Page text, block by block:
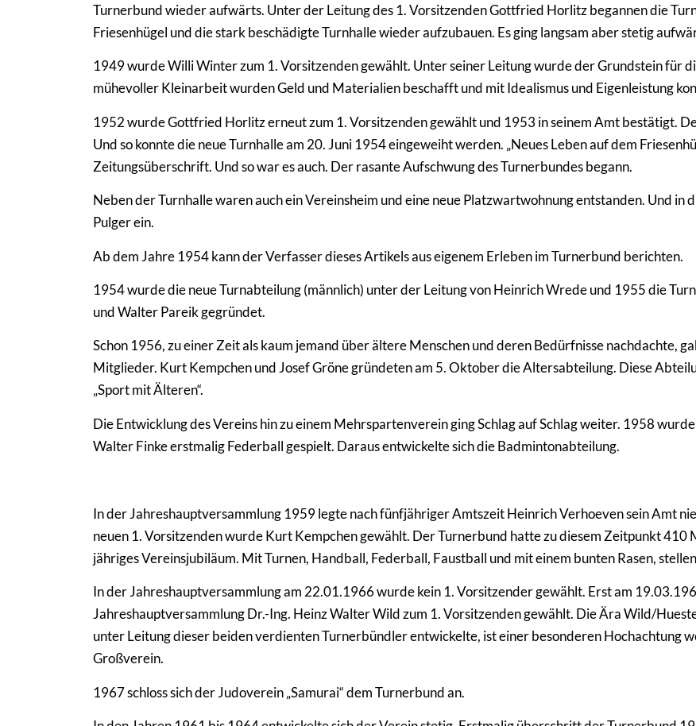
Turnerbund wieder aufwärts. Unter der Leitung des 1. Vorsitzenden Gottfried Horlitz begannen die
Friesenhügel und die stark beschädigte Turnhalle wieder aufzubauen. Es ging langsam aber stetig
1949 wurde Willi Winter zum 1. Vorsitzenden gewählt. Unter seiner Leitung wurde der Grundstein für
mühevoller Kleinarbeit wurden Geld und Materialien beschafft und mit Idealismus und Eigenleistung
1952 wurde Gottfried Horlitz erneut zum 1. Vorsitzenden gewählt und 1953 in seinem Amt bestätigt.
Und so konnte die neue Turnhalle am 20. Juni 1954 eingeweiht werden. „Neues Leben auf dem
Zeitungsüberschrift. Und so war es auch. Der rasante Aufschwung des Turnerbundes begann.
Neben der Turnhalle waren auch ein Vereinsheim und eine neue Platzwartwohnung entstanden. Und in
Pulger ein.
Ab dem Jahre 1954 kann der Verfasser dieses Artikels aus eigenem Erleben im Turnerbund berichten.
1954 wurde die neue Turnabteilung (männlich) unter der Leitung von Heinrich Wrede und 1955 die
und Walter Pareik gegründet.
Schon 1956, zu einer Zeit als kaum jemand über ältere Menschen und deren Bedürfnisse nachdachte,
Mitglieder. Kurt Kempchen und Josef Gröne gründeten am 5. Oktober die Altersabteilung. Diese
„Sport mit Älteren“.
Die Entwicklung des Vereins hin zu einem Mehrspartenverein ging Schlag auf Schlag weiter. 1958
Walter Finke erstmalig Federball gespielt. Daraus entwickelte sich die Badmintonabteilung.
In der Jahreshauptversammlung 1959 legte nach fünfjähriger Amtszeit Heinrich Verhoeven sein Amt
neuen 1. Vorsitzenden wurde Kurt Kempchen gewählt. Der Turnerbund hatte zu diesem Zeitpunkt
jähriges Vereinsjubiläum. Mit Turnen, Handball, Federball, Faustball und mit einem bunten Rasen,
In der Jahreshauptversammlung am 22.01.1966 wurde kein 1. Vorsitzender gewählt. Erst am
Jahreshauptversammlung Dr.-Ing. Heinz Walter Wild zum 1. Vorsitzenden gewählt. Die Ära Wild/
unter Leitung dieser beiden verdienten Turnerbündler entwickelte, ist einer besonderen Hochachtung
Großverein.
1967 schloss sich der Judoverein „Samurai“ dem Turnerbund an.